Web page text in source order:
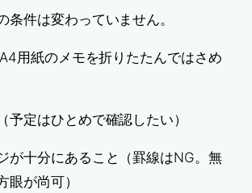
条件は変わっていません。
用紙のメモを折りたたんではさめ
予定はひとめで確認したい）
が十分にあること（罫線はNG。無
眼が尚可）